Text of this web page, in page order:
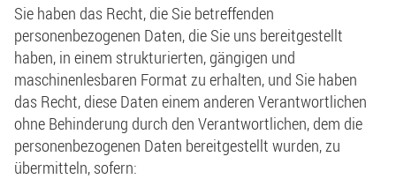
Sie haben das Recht, die Sie betreffenden
personenbezogenen Daten, die Sie uns bereitgestellt
haben, in einem strukturierten, gängigen und
maschinenlesbaren Format zu erhalten, und Sie haben
das Recht, diese Daten einem anderen Verantwortlichen
ohne Behinderung durch den Verantwortlichen, dem die
personenbezogenen Daten bereitgestellt wurden, zu
übermitteln, sofern: